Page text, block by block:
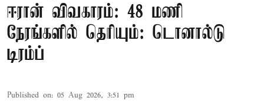
ஈரான் விவகாரம்: 48 மணி
நேரங்களில் தெரியும்: டொனால்டு
டிரம்ப்
Published on: 05 Aug 2026, 3:51 pm